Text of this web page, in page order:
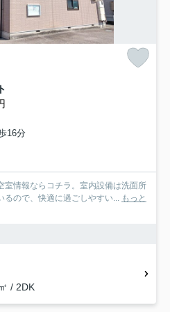
16分
室情報ならコチラ。室内設備は洗面所
るので、快適に過ごしやすい... もっと
/ 2DK